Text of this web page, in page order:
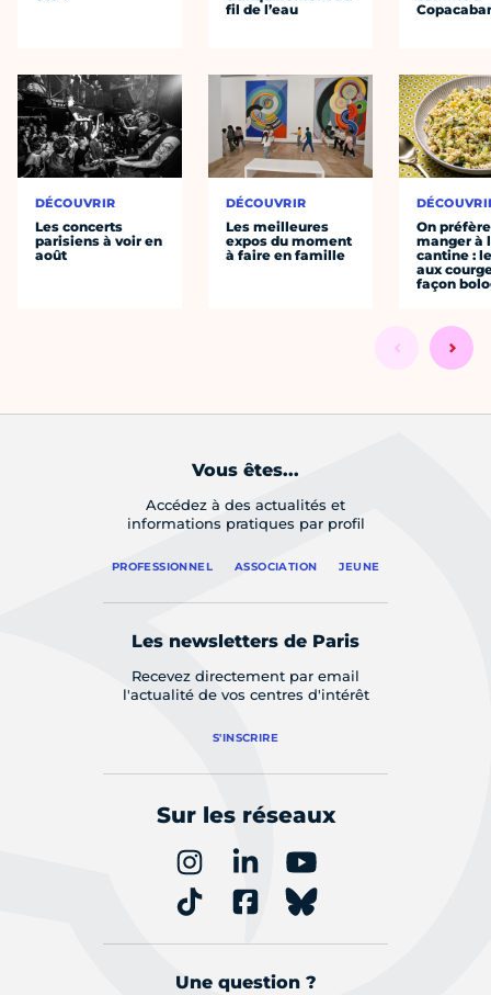
DÉCOUVRIR
Les concerts
parisiens à voir en
août
fil de l’eau
DÉCOUVRIR
Les meilleures
expos du moment
à faire en famille
On préfère
manger à
cantine :
aux
façon
Vous êtes...
Accédez à des actualités et
informations pratiques par profil
PROFESSIONNEL ASSOCIATION JEUNE
Les newsletters de Paris
Recevez directement par email
l'actualité de vos centres d'intérêt
S'INSCRIRE
Sur les réseaux
Une question ?